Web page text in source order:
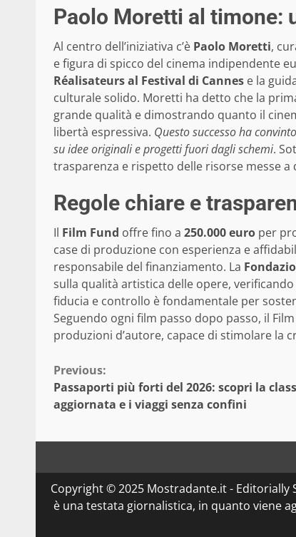
Paolo Moretti al timone:
Al centro dell’iniziativa c’è Paolo Moretti,
e figura di spicco del cinema indipendente
Réalisateurs al Festival di Cannes e la
culturale solido. Moretti ha detto che la
grande qualità e dimostrando quanto il
libertà espressiva. Questo successo ha
su idee originali e progetti fuori dagli schemi.
trasparenza e rispetto delle risorse messe a
Regole chiare e
Il Film Fund offre fino a 250.000 euro per
case di produzione con esperienza e
responsabile del finanziamento. La
sulla qualità artistica delle opere,
fiducia e controllo è fondamentale per
Seguendo ogni film passo dopo passo, il
produzioni d’autore, capace di stimolare la
Continue
Reading
Previous:
Passaporti più forti del 2026: scopri la
aggiornata e i viaggi senza confini
Copyright © 2025 Mostradante.it - Editorially
è una testata giornalistica, in quanto viene